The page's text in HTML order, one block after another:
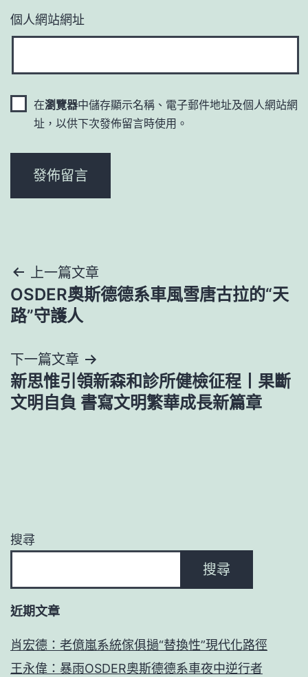
個人網站網址
在瀏覽器中儲存顯示名稱、電子郵件地址及個人網站網
址，以供下次發佈留言時使用。
文
章
覽
上一篇文章
OSDER奧斯德德系車風雪唐古拉的“天
路”守護人
下一篇文章
新思惟引領新森和診所健檢征程丨果斷
文明自負 書寫文明繁華成長新篇章
搜尋
搜尋
近期文章
肖宏德：老億嵐系統傢俱撾“替換性”現代化路徑
王永偉：暴雨OSDER奧斯德德系車夜中逆行者